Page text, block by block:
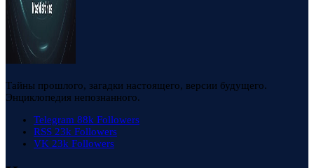
Тайны прошлого, загадки настоящего, версии будущего.
Энциклопедия непознанного.
Telegram 88k Followers
RSS 23k Followers
VK 23k Followers